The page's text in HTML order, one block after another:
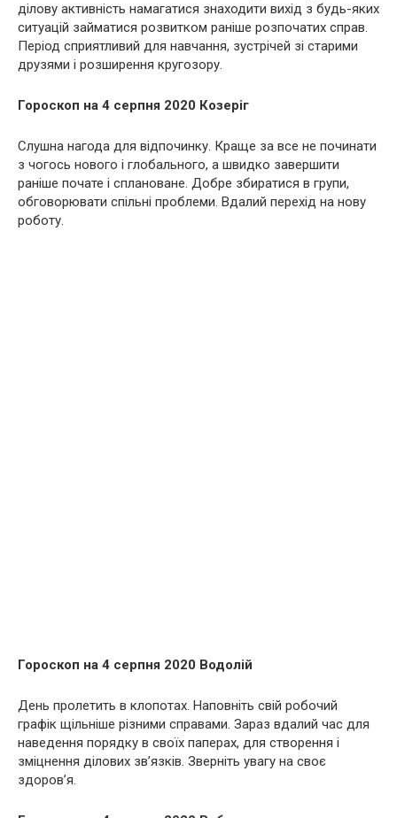
ділову активність намагатися знаходити вихід з будь-яких
ситуацій займатися розвитком раніше розпочатих справ.
Період сприятливий для навчання, зустрічей зі старими
друзями і розширення кругозору.
Гороскоп на 4 серпня 2020 Козеріг
Слушна нагода для відпочинку. Краще за все не починати
з чогось нового і глобального, а швидко завершити
раніше почате і сплановане. Добре збиратися в групи,
обговорювати спільні проблеми. Вдалий перехід на нову
роботу.
Гороскоп на 4 серпня 2020 Водолій
День пролетить в клопотах. Наповніть свій робочий
графік щільніше різними справами. Зараз вдалий час для
наведення порядку в своїх паперах, для створення і
зміцнення ділових зв’язків. Зверніть увагу на своє
здоров’я.